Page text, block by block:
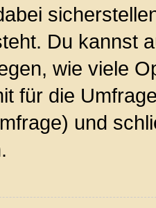
Du kannst
wie viele
für die
und